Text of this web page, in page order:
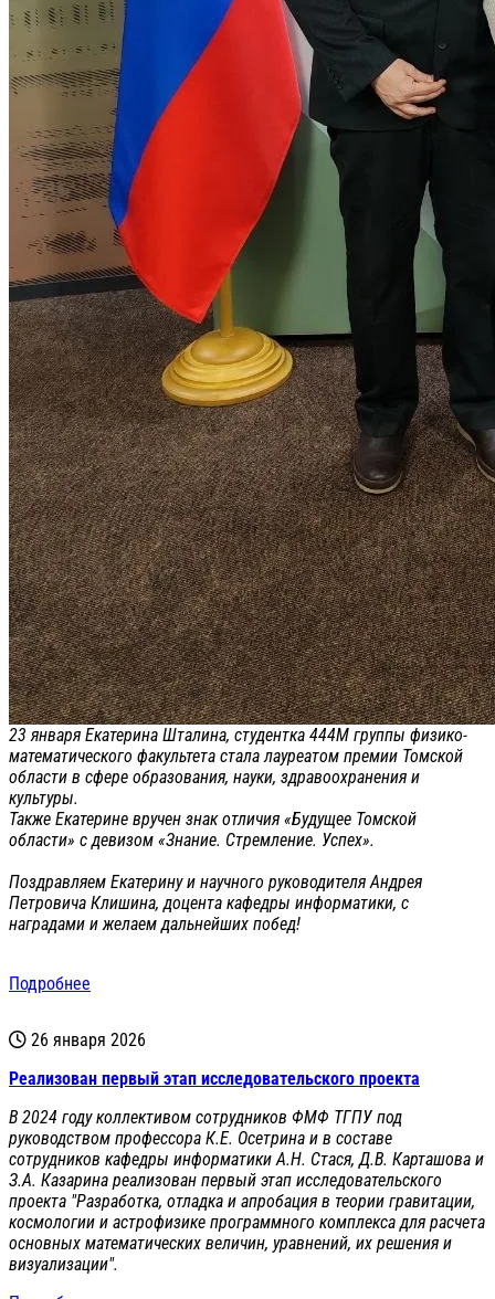
23 января Екатерина Шталина, студентка 444М группы физико-
математического факультета стала лауреатом премии Томской
области в сфере образования, науки, здравоохранения и
культуры.
Также Екатерине вручен знак отличия «Будущее Томской
области» с девизом «Знание. Стремление. Успех».
Поздравляем Екатерину и научного руководителя Андрея
Петровича Клишина, доцента кафедры информатики, с
наградами и желаем дальнейших побед!
Подробнее
26 января 2026
Реализован первый этап исследовательского проекта
В 2024 году коллективом сотрудников ФМФ ТГПУ под
руководством профессора К.Е. Осетрина и в составе
сотрудников кафедры информатики А.Н. Стася, Д.В. Карташова и
З.А. Казарина реализован первый этап исследовательского
проекта "Разработка, отладка и апробация в теории гравитации,
космологии и астрофизике программного комплекса для расчета
основных математических величин, уравнений, их решения и
визуализации".